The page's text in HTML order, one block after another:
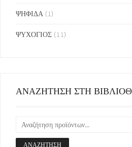
ΨΗΦΙΔΑ (1)
ΨΥΧΟΓΙΟΣ (11)
ΑΝΑΖΗΤΗΣΗ ΣΤΗ
ΑΝΑΖΉΤΗΣΗ